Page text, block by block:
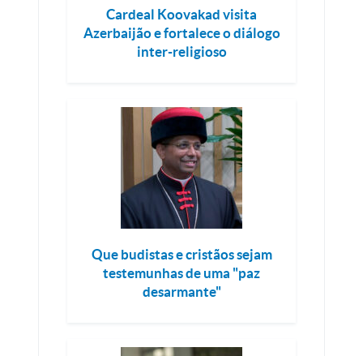
Cardeal Koovakad visita
Azerbaijão e fortalece o diálogo
inter-religioso
Que budistas e cristãos sejam
testemunhas de uma "paz
desarmante"